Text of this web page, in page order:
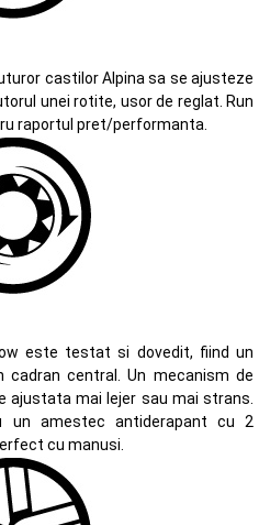
castilor Alpina sa se ajusteze
unei rotite, usor de reglat. Run
raportul pret/performanta.
este testat si dovedit, fiind un
central. Un mecanism de
ajustata mai lejer sau mai strans.
un amestec antiderapant cu 2
cu manusi.